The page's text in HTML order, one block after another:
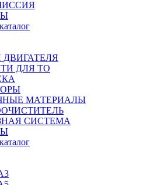
ДВИГАТЕЛЯ
ДЛЯ ТО
МАТЕРИАЛЫ
СИСТЕМА